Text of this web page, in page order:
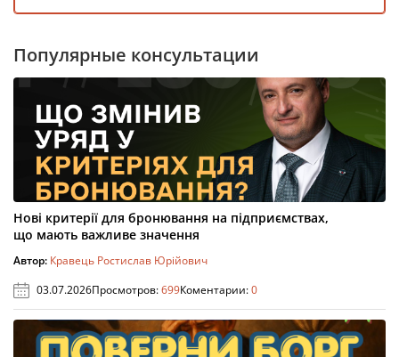
Популярные консультации
Нові критерії для бронювання на підприємствах,
що мають важливе значення
Автор: Кравець Ростислав Юрійович
03.07.2026Просмотров:699Коментарии:0